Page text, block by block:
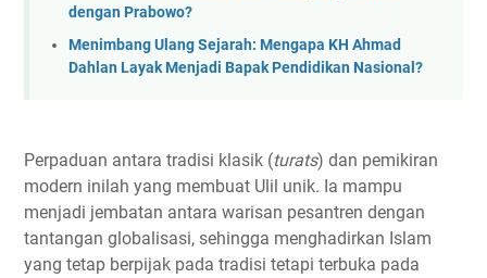
dengan Prabowo?
Menimbang Ulang Sejarah: Mengapa KH Ahmad
Dahlan Layak Menjadi Bapak Pendidikan Nasional?
Perpaduan antara tradisi klasik (turats) dan pemikiran
modern inilah yang membuat Ulil unik. Ia mampu
menjadi jembatan antara warisan pesantren dengan
tantangan globalisasi, sehingga menghadirkan Islam
yang tetap berpijak pada tradisi tetapi terbuka pada